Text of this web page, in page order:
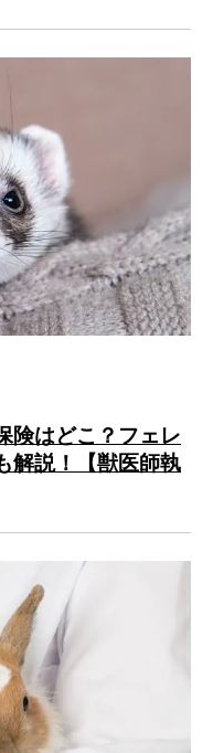
険はどこ？フェレ
解説！【獣医師執